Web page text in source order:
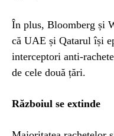
În plus, Bloomberg și
că UAE și Qatarul își
interceptori anti-
de cele două țări.
Războiul se extinde